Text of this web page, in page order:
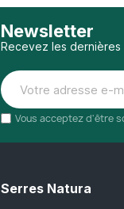
Newsletter
Recevez les
Vous acceptez d'être
Serres Natura